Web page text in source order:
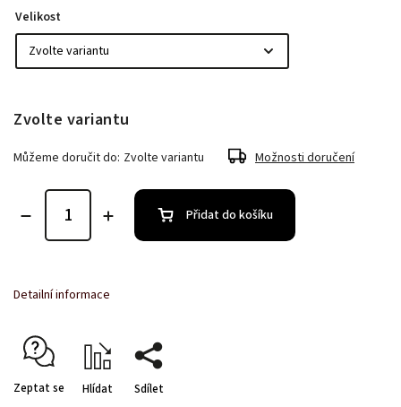
Velikost
Zvolte variantu
Můžeme doručit do: Zvolte variantu Možnosti doručení
Přidat do košíku
Detailní informace
Zeptat se Hlídat Sdílet